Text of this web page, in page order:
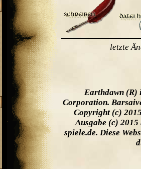
letzte
Earthdawn (R)
Corporation.
Copyright (c)
Ausgabe (c) 2015
spiele.de. Diese